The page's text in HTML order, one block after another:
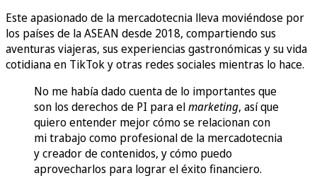
Este apasionado de la mercadotecnia lleva moviéndose por
los países de la ASEAN desde 2018, compartiendo sus
aventuras viajeras, sus experiencias gastronómicas y su vida
cotidiana en TikTok y otras redes sociales mientras lo hace.
No me había dado cuenta de lo importantes que
son los derechos de PI para elmarketing, así que
quiero entender mejor cómo se relacionan con
mi trabajo como profesional de la mercadotecnia
y creador de contenidos, y cómo puedo
aprovecharlos para lograr el éxito financiero.